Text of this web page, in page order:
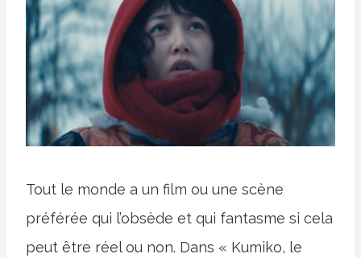
Tout le monde a un film ou une scène
préférée qui l’obsède et qui fantasme si cela
peut être réel ou non. Dans « Kumiko, le